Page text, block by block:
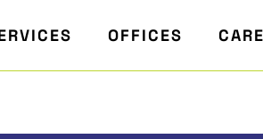
OFFICES